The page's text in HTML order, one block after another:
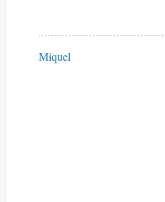
Miquel